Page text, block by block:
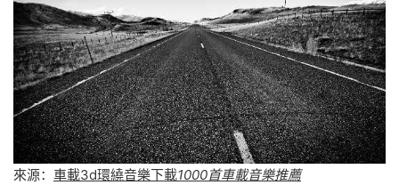
來源： 車載3d環繞音樂下載1000首車載音樂推薦